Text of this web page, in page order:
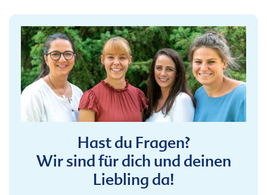
Hast du Fragen?
Wir sind für dich und deinen
Liebling da!